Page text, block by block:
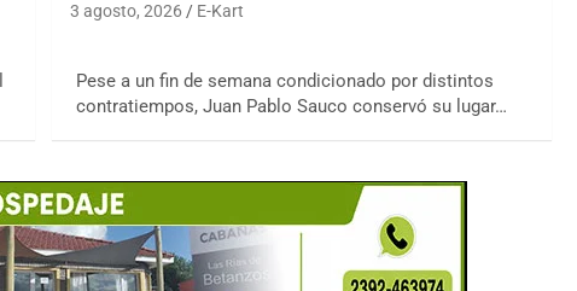
3 agosto, 2026 E-Kart
Pese a un fin de semana condicionado por distintos
contratiempos, Juan Pablo Sauco conservó su lugar…